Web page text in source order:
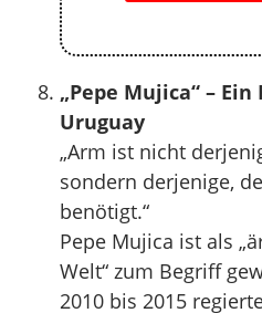
„Pepe Mujica“ –
Uruguay
„Arm ist nicht
sondern derjenige,
benötigt.“
Pepe Mujica ist als
Welt“ zum Begriff
2010 bis 2015